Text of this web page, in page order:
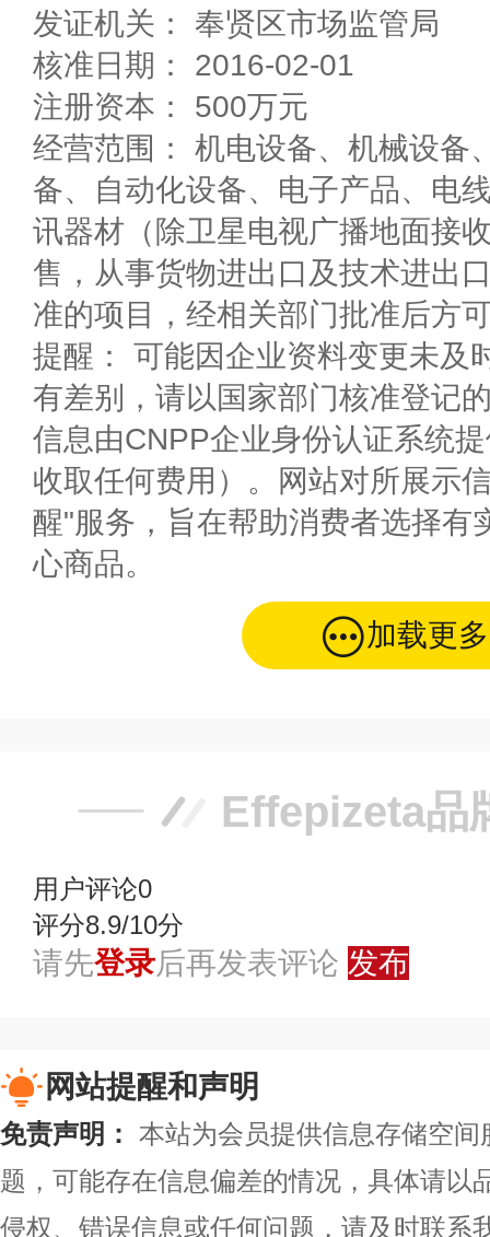
发证机关： 奉贤区市场监管局
核准日期： 2016-02-01
注册资本： 500万元
经营范围： 机电设备、机械设备
备、自动化设备、电子产品、电
讯器材（除卫星电视广播地面接
售，从事货物进出口及技术进出
准的项目，经相关部门批准后方
提醒： 可能因企业资料变更未及
有差别，请以国家部门核准登记
信息由CNPP企业身份认证系统
收取任何费用）。网站对所展示
醒"服务，旨在帮助消费者选择有
心商品。
加载更多
Effepizeta品
用户评论0
评分8.9/10分
请先登录后再发表评论 发布
网站提醒和声明
免责声明： 本站为会员提供信息存储空
题，可能存在信息偏差的情况，具体请以
侵权、错误信息或任何问题，请及时联系